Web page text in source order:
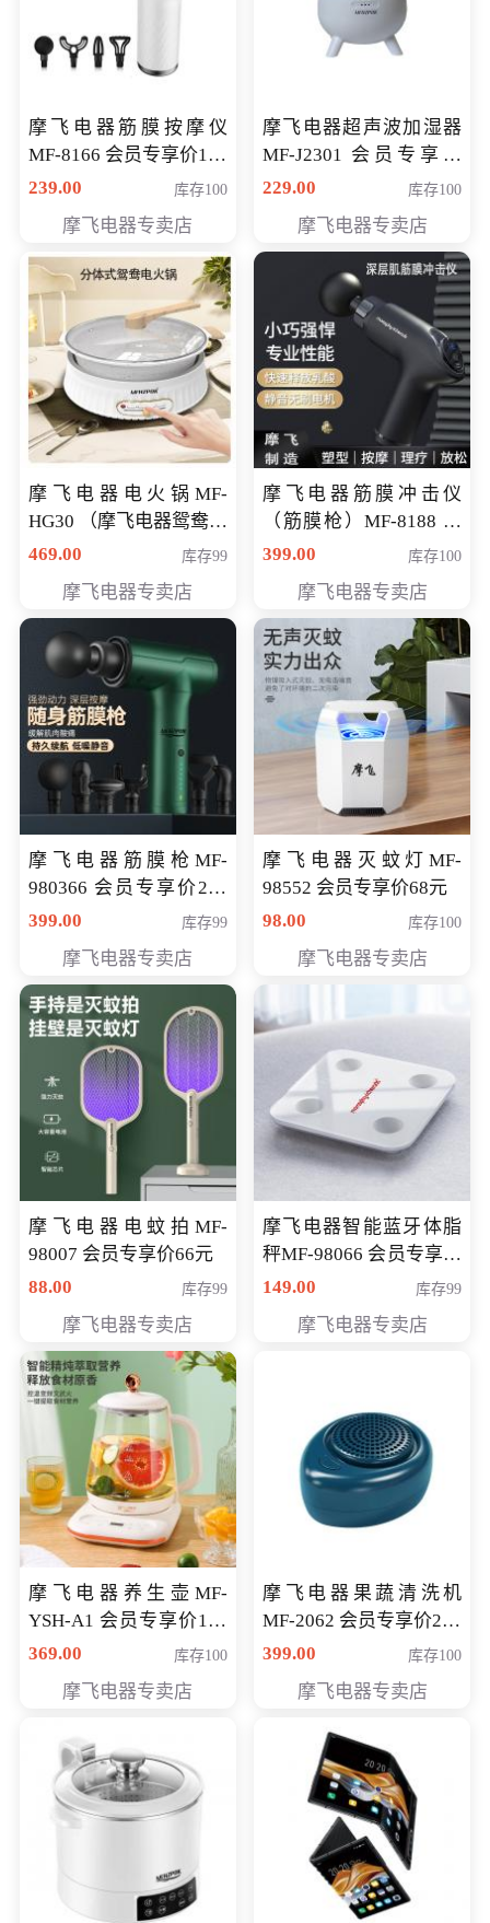
摩飞电器筋膜按摩仪
MF-8166 会员专享价168
元
239.00 库存100
摩飞电器专卖店
摩飞电器超声波加湿器
MF-J2301 会员专享价
168元
229.00 库存100
摩飞电器专卖店
摩飞电器电火锅MF-
HG30 （摩飞电器鸳鸯锅
MF-HG30 ） 会员专享价
469.00 库存99
摩飞电器专卖店
摩飞电器筋膜冲击仪
（筋膜枪）MF-8188 会
员专享价268元
399.00 库存100
摩飞电器专卖店
摩飞电器筋膜枪MF-
980366 会员专享价299
元
399.00 库存99
摩飞电器专卖店
摩飞电器灭蚊灯MF-
98552 会员专享价68元
98.00
库存100
摩飞电器专卖店
摩飞电器电蚊拍MF-
98007 会员专享价66元
88.00
库存99
摩飞电器专卖店
摩飞电器智能蓝牙体脂
秤MF-98066 会员专享价
98元
149.00 库存99
摩飞电器专卖店
摩飞电器养生壶MF-
YSH-A1 会员专享价198
元
369.00 库存100
摩飞电器专卖店
摩飞电器果蔬清洗机
MF-2062 会员专享价268
元
399.00 库存100
摩飞电器专卖店